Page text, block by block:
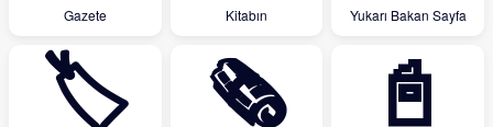
Gazete Kitabın Yukarı Bakan Sayfa
🏷 🗞 📓